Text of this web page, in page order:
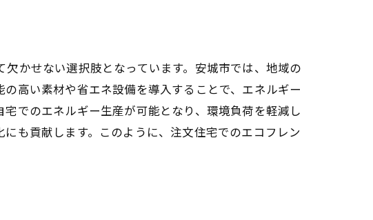
かせない選択肢となっています。安城市では、地域の
高い素材や省エネ設備を導入することで、エネルギー
でのエネルギー生産が可能となり、環境負荷を軽減し
も貢献します。このように、注文住宅でのエコフレン